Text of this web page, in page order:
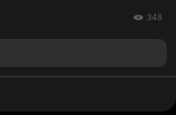
348